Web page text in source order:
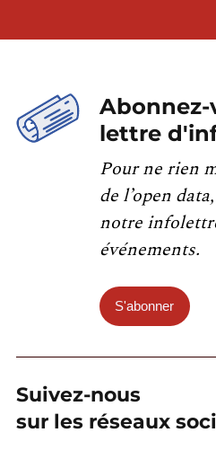
lettre
Pour ne rien
de l’open
notre
événements.
S'abonner
Suivez-nous
sur les réseaux